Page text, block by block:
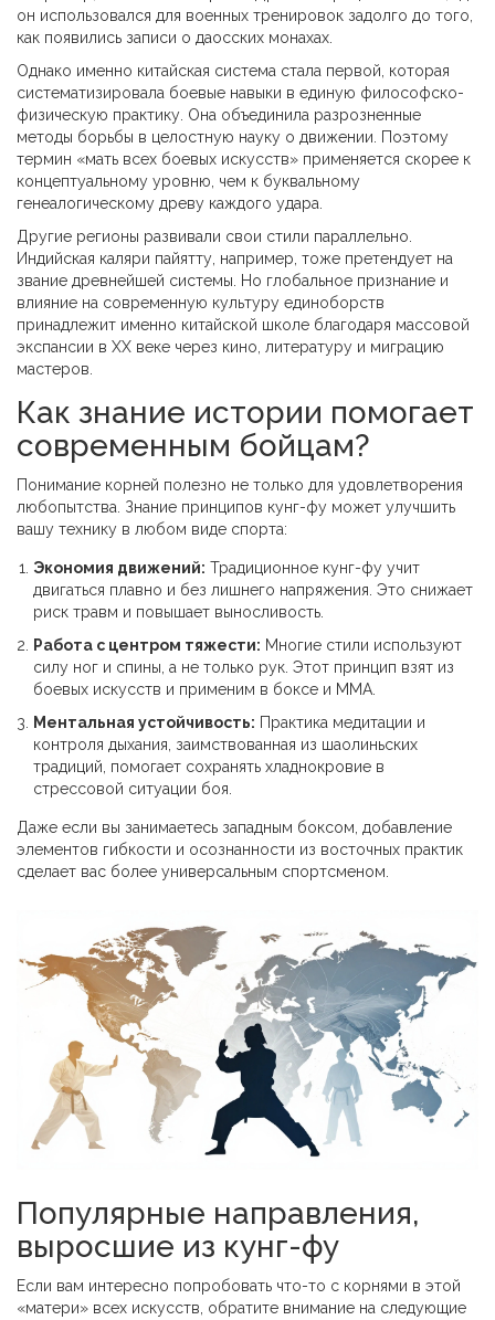
он использовался для военных тренировок задолго до того,
как появились записи о даосских монахах.
Однако именно китайская система стала первой, которая
систематизировала боевые навыки в единую философско-
физическую практику. Она объединила разрозненные
методы борьбы в целостную науку о движении. Поэтому
термин «мать всех боевых искусств» применяется скорее к
концептуальному уровню, чем к буквальному
генеалогическому древу каждого удара.
Другие регионы развивали свои стили параллельно.
Индийская каляри пайятту, например, тоже претендует на
звание древнейшей системы. Но глобальное признание и
влияние на современную культуру единоборств
принадлежит именно китайской школе благодаря массовой
экспансии в XX веке через кино, литературу и миграцию
мастеров.
Как знание истории помогает
современным бойцам?
Понимание корней полезно не только для удовлетворения
любопытства. Знание принципов кунг-фу может улучшить
вашу технику в любом виде спорта:
Экономия движений: Традиционное кунг-фу учит
двигаться плавно и без лишнего напряжения. Это снижает
риск травм и повышает выносливость.
Работа с центром тяжести: Многие стили используют
силу ног и спины, а не только рук. Этот принцип взят из
боевых искусств и применим в боксе и ММА.
Ментальная устойчивость: Практика медитации и
контроля дыхания, заимствованная из шаолиньских
традиций, помогает сохранять хладнокровие в
стрессовой ситуации боя.
Даже если вы занимаетесь западным боксом, добавление
элементов гибкости и осознанности из восточных практик
сделает вас более универсальным спортсменом.
Популярные направления,
выросшие из кунг-фу
Если вам интересно попробовать что-то с корнями в этой
«матери» всех искусств, обратите внимание на следующие